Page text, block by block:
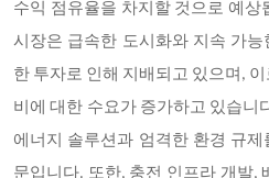
수익 점유율을 차지할 것으로 예상
시장은 급속한 도시화와 지속 가
한 투자로 인해 지배되고 있으며,
비에 대한 수요가 증가하고 있습니
에너지 솔루션과 엄격한 환경 규
문입니다. 또한, 충전 인프라 개발,